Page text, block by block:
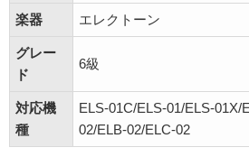
楽器 エレクトーン
グレー
ド
6級
対応機
種
ELS-01C/ELS-01/ELS-01X/
02/ELB-02/ELC-02